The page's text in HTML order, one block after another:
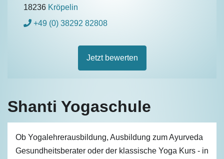
Shanti Yogaschule
Ob Yogalehrerausbildung, Ausbildung zum Ayurveda
Gesundheitsberater oder der klassische Yoga Kurs - in
18236 Kröpelin
+49 (0) 38292 82808
Jetzt bewerten